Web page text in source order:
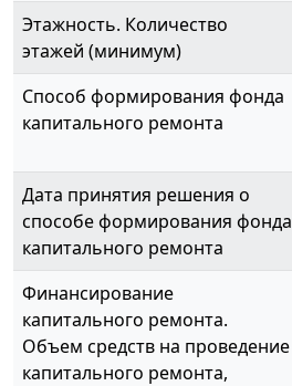
Этажность. Количество
этажей (минимум)
Способ формирования фонда
капитального ремонта
Дата принятия решения о
способе формирования фонда
капитального ремонта
Финансирование
капитального ремонта.
Объем средств на проведение
капитального ремонта,